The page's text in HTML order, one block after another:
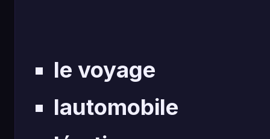
le voyage
lautomobile